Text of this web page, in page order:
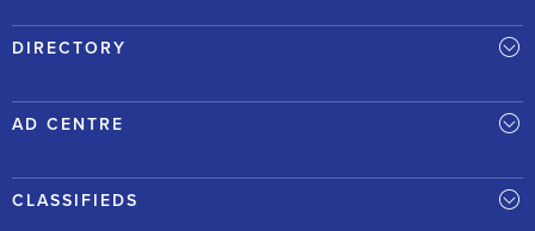
DIRECTORY
AD CENTRE
CLASSIFIEDS